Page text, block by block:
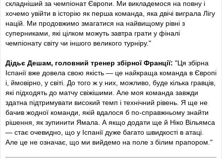
45’ ДЕМБЕЛЕ!У пів колі перед штрафним бив у правий кут,
але Сімон прочитав.
45 ’ Команди пішли на перерву. 2:0 у нашому матчі після
завершення першої половини.
Нагадуємо що партнер онлайн трансляції матчу —
ліцензійний букмекерGGBET . Широка лінія на понад 70
видів спорту дозволяє обирати тільки найкращі події.
46’ Другий тайм розпочато!
47’
Простріл Калулу з правого флангу пролетів без
завершення.
складніший за чемпіонат Європи. Ми викладемося на повну і
хочемо увійти в історію як перша команда, яка двічі виграла Лігу
націй. Ми продовжимо змагатися на найвищому рівні з
суперниками, які цілком можуть завтра грати у фіналі
чемпіонату світу чи іншого великого турніру."
Дідьє Дешам, головний тренер збірної Франції: "Ця збірна
Іспанії вже довела свою якість — це найкраща команда в Європі
і, ймовірно, у світі. До того ж у них, можливо, буде кілька гравців,
які підходять до матчу свіжішими. Але моя команда завжди
здатна підтримувати високий темп і технічний рівень. Я ще не
бачив жодної команди, якій вдалося б по-справжньому знайти
рішення, як зупинити Ямала. А якщо додати ще й Ніко Вільямса
— стає очевидно, що у Іспанії дуже багато швидкості в атаці.
Але це не означає, що ми вийдемо на поле з білим прапором."